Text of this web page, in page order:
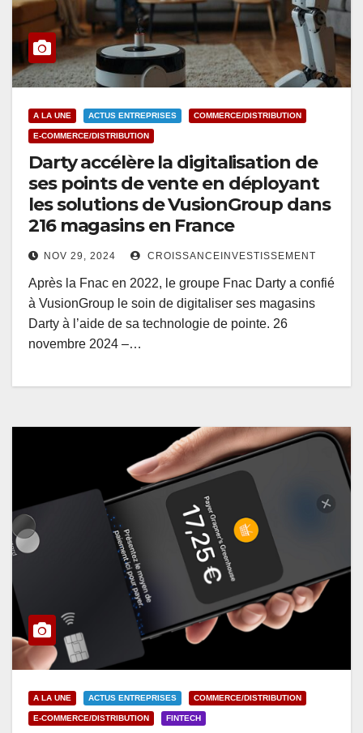
A LA UNE ACTUS ENTREPRISES COMMERCE/DISTRIBUTION
E-COMMERCE/DISTRIBUTION
Darty accélère la digitalisation de
ses points de vente en déployant
les solutions de VusionGroup dans
216 magasins en France
NOV 29, 2024 CROISSANCEINVESTISSEMENT
Après la Fnac en 2022, le groupe Fnac Darty a confié
à VusionGroup le soin de digitaliser ses magasins
Darty à l’aide de sa technologie de pointe. 26
novembre 2024 –…
A LA UNE ACTUS ENTREPRISES COMMERCE/DISTRIBUTION
E-COMMERCE/DISTRIBUTION FINTECH